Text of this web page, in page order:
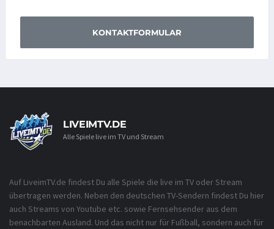
KONTAKTFORMULAR
LIVEIMTV.DE
Alle Spiele live im TV und Stream
Auf LiveimTV.de findest Du alle Spiele die live im TV oder Stream
übertragen werden. Neben den deutschen TV-Sendern findest Du hier
auch Streams von Youtube etc. sowie Fernsehsender aus dem
benachbarten Ausland. Und das nicht nur für Fußball, sondern auch für